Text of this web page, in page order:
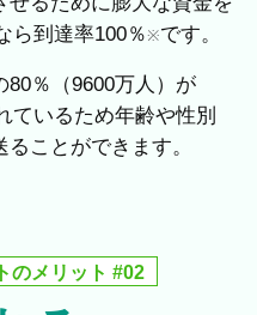
ら到達率100％※です。
％（9600万人）が
ているため年齢や性別
ことができます。
のメリット #02